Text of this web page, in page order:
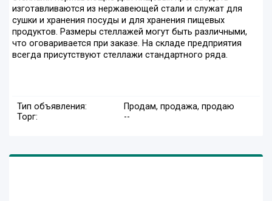
изготавливаются из нержавеющей стали и служат для
сушки и хранения посуды и для хранения пищевых
продуктов. Размеры стеллажей могут быть различными,
что оговаривается при заказе. На складе предприятия
всегда присутствуют стеллажи стандартного ряда.
Тип объявления:
Продам, продажа, продаю
Торг:
--